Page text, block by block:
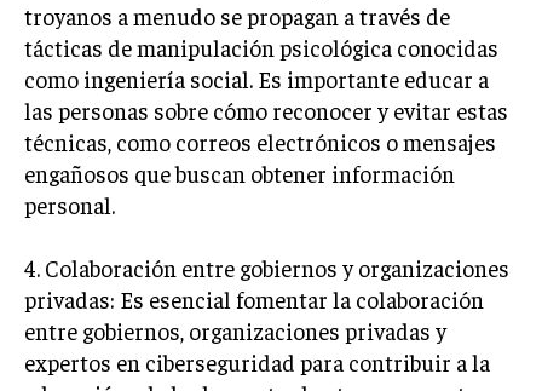
troyanos a menudo se propagan a través de
tácticas de manipulación psicológica conocidas
como ingeniería social. Es importante educar a
las personas sobre cómo reconocer y evitar estas
técnicas, como correos electrónicos o mensajes
engañosos que buscan obtener información
personal.
4. Colaboración entre gobiernos y organizaciones
privadas: Es esencial fomentar la colaboración
entre gobiernos, organizaciones privadas y
expertos en ciberseguridad para contribuir a la